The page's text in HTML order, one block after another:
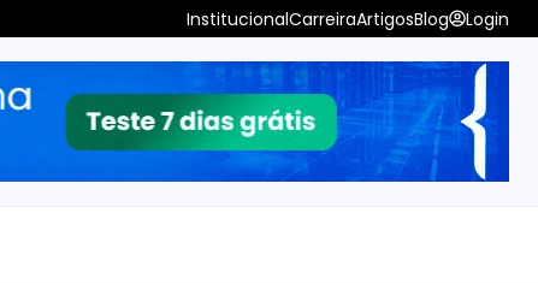
InstitucionalCarreiraArtigosBlog Login